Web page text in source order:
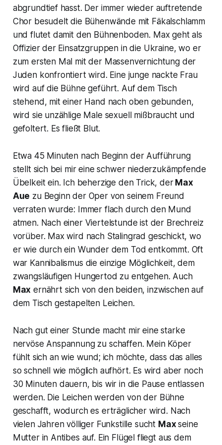
abgrundtief hasst. Der immer wieder auftretende
Chor besudelt die Bühenwände mit Fäkalschlamm
und flutet damit den Bühnenboden. Max geht als
Offizier der Einsatzgruppen in die Ukraine, wo er
zum ersten Mal mit der Massenvernichtung der
Juden konfrontiert wird. Eine junge nackte Frau
wird auf die Bühne geführt. Auf dem Tisch
stehend, mit einer Hand nach oben gebunden,
wird sie unzählige Male sexuell mißbraucht und
gefoltert. Es fließt Blut.
Etwa 45 Minuten nach Beginn der Aufführung
stellt sich bei mir eine schwer niederzukämpfende
Übelkeit ein. Ich beherzige den Trick, derMax
Aue zu Beginn der Oper von seinem Freund
verraten wurde: Immer flach durch den Mund
atmen. Nach einer Viertelstunde ist der Brechreiz
vorüber. Max wird nach Stalingrad geschickt, wo
er wie durch ein Wunder dem Tod entkommt. Oft
war Kannibalismus die einzige Möglichkeit, dem
zwangsläufigen Hungertod zu entgehen. Auch
Max ernährt sich von den beiden, inzwischen auf
dem Tisch gestapelten Leichen.
Nach gut einer Stunde macht mir eine starke
nervöse Anspannung zu schaffen. Mein Köper
fühlt sich an wie wund; ich möchte, dass das alles
so schnell wie möglich aufhört. Es wird aber noch
30 Minuten dauern, bis wir in die Pause entlassen
werden. Die Leichen werden von der Bühne
geschafft, wodurch es erträglicher wird. Nach
vielen Jahren völliger Funkstille sucht Max seine
Mutter in Antibes auf. Ein Flügel fliegt aus dem